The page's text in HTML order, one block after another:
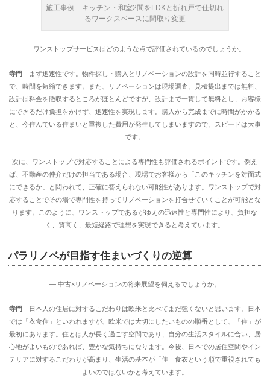
施工事例―キッチン・和室2間をLDKと折れ戸で仕切れ
るワークスペースに間取り変更
― ワンストップサービスはどのような点で評価されているのでしょうか。
寺門
まず迅速性です。物件探し・購入とリノベーションの設計を同時並行すること
で、時間を短縮できます。また、リノベーションは現場調査、見積提出までは無料、
設計は料金を徴収するところがほとんどですが、設計まで一貫して無料とし、お客様
にできるだけ負担をかけず、迅速性を実現します。購入から完成までに時間がかかる
と、今住んでいる住まいと重複した費用が発生してしまいますので、スピードは大事
です。
次に、ワンストップで対応することによる専門性も評価されるポイントです。例え
ば、不動産の仲介だけの担当である場合、現場でお客様から「このキッチンを対面式
にできるか」と問われて、正確に答えられない可能性があります。ワンストップで対
応することでその場で専門性を持ってリノベーションを打合せていくことが可能とな
ります。このように、ワンストップであるがゆえの迅速性と専門性により、負担な
く、質高く、最短経路で理想を実現できると考えています。
パラリノベが目指す住まいづくりの逆算
― 中古×リノベーションの将来展望を伺えるでしょうか。
寺門
日本人の住居に対するこだわりは欧米と比べてまだ強くないと思います。日本
では「衣食住」といわれますが、欧米では大切にしたいものの順番として、「住」が
最初にあります。住とは人が長く過ごす空間であり、自分の生活スタイルに合い、居
心地がよいものであれば、豊かな気持ちになります。今後、日本での居住空間やイン
テリアに対するこだわりが高まり、生活の基本が「住」食衣という順で重視されても
よいのではないかと考えています。